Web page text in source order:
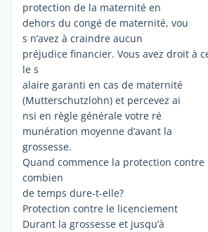
protection de la maternité en
dehors du congé de maternité, vou
s n’avez à craindre aucun
préjudice financier. Vous avez droit à
le s
alaire garanti en cas de maternité
(Mutterschutzlohn) et percevez ai
nsi en règle générale votre ré
munération moyenne d’avant la
grossesse.
Quand commence la protection
combien
de temps dure-t-elle?
Protection contre le licenciement
Durant la grossesse et jusqu’à